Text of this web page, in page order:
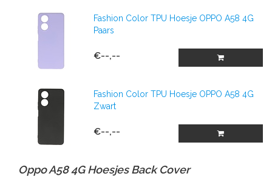
Fashion Color TPU Hoesje OPPO A58 4G
Paars
€--,--
Fashion Color TPU Hoesje OPPO A58 4G
Zwart
€--,--
Oppo A58 4G Hoesjes Back Cover